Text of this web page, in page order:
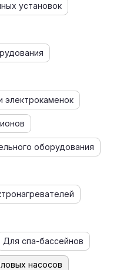
установок
электрокаменок
оборудования
Для спа-бассейнов
насосов